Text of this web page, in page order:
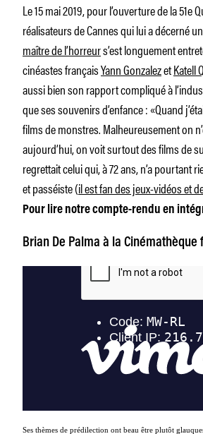
Le 15 mai 2019, pour l’ouverture de la 51e
réalisateurs de Cannes qui lui a décerné
maître de l’horreurs’est longuement
cinéastes françaisYann GonzalezetKatell
aussi bien son rapport compliqué à
que ses souvenirs d’enfance : «Quand
films de monstres. Malheureusement on
aujourd’hui, on voit surtout des films de
regrettait celui qui, à 72 ans, n’a pourtant
et passéiste (il est fan des jeux-vidéos et
Pour lire notre compte-rendu en
Brian De Palma à la Cinémathèque
Ses thèmes de prédilection ont beau être plutôt